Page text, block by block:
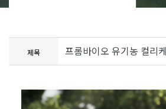
제목 프롬바이오 유기농 컬리